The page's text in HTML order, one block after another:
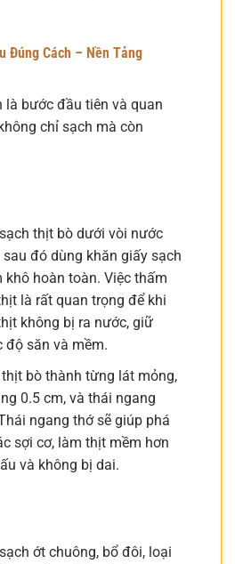
Đúng Cách – Nền Tảng
là bước đầu tiên và quan
chỉ sạch mà còn
thịt bò dưới vòi nước
sau đó dùng khăn giấy sạch
khô hoàn toàn. Việc thấm
là rất quan trọng để khi
không bị ra nước, giữ
độ săn và mềm.
bò thành từng lát mỏng,
0.5 cm, và thái ngang
ngang thớ sẽ giúp phá
sợi cơ, làm thịt mềm hơn
và không bị dai.
ớt chuông, bổ đôi, loại